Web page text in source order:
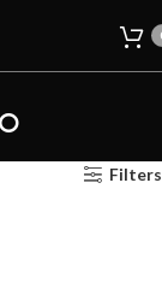
Filters